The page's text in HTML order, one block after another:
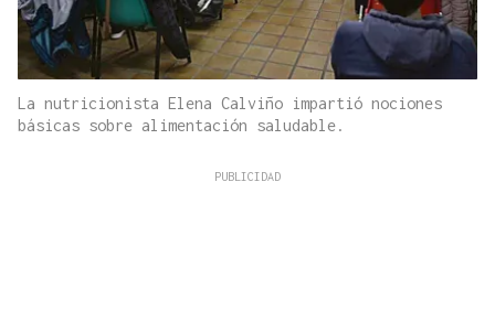
La nutricionista Elena Calviño impartió nociones
básicas sobre alimentación saludable.